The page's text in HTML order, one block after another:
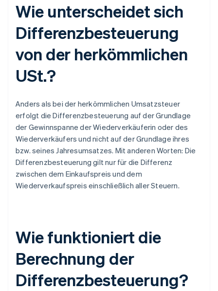
Wie unterscheidet sich
Differenzbesteuerung
von der herkömmlichen
USt.?
Anders als bei der herkömmlichen Umsatzsteuer
erfolgt die Differenzbesteuerung auf der Grundlage
der Gewinnspanne der Wiederverkäuferin oder des
Wiederverkäufers und nicht auf der Grundlage ihres
bzw. seines Jahresumsatzes. Mit anderen Worten: Die
Differenzbesteuerung gilt nur für die Differenz
zwischen dem Einkaufspreis und dem
Wiederverkaufspreis einschließlich aller Steuern.
Wie funktioniert die
Berechnung der
Differenzbesteuerung?